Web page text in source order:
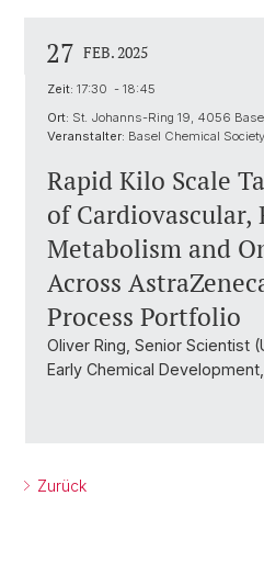
27 FEB. 2025
Zeit: 17:30 - 18:45
Ort: St. Johanns-Ring 19, 4056
Veranstalter: Basel Chemical Society
Rapid Kilo Scale
of Cardiovascular,
Metabolism and
Across
Process Portfolio
Oliver Ring, Senior Scientist
Early Chemical
Zurück